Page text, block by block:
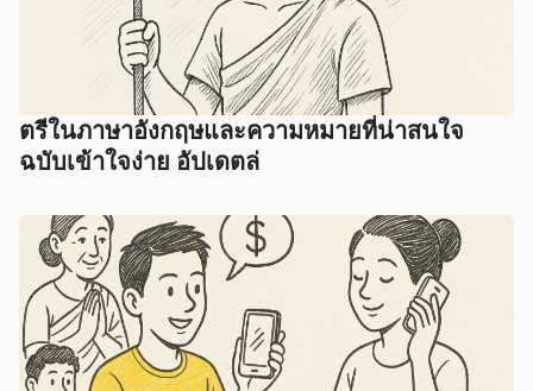
ตรีในภาษาอังกฤษและความหมายที่น่าสนใจ
ฉบับเข้าใจง่าย อัปเดตล่